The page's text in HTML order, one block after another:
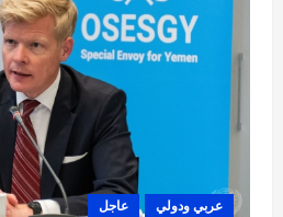
عربي ودولي عاجل